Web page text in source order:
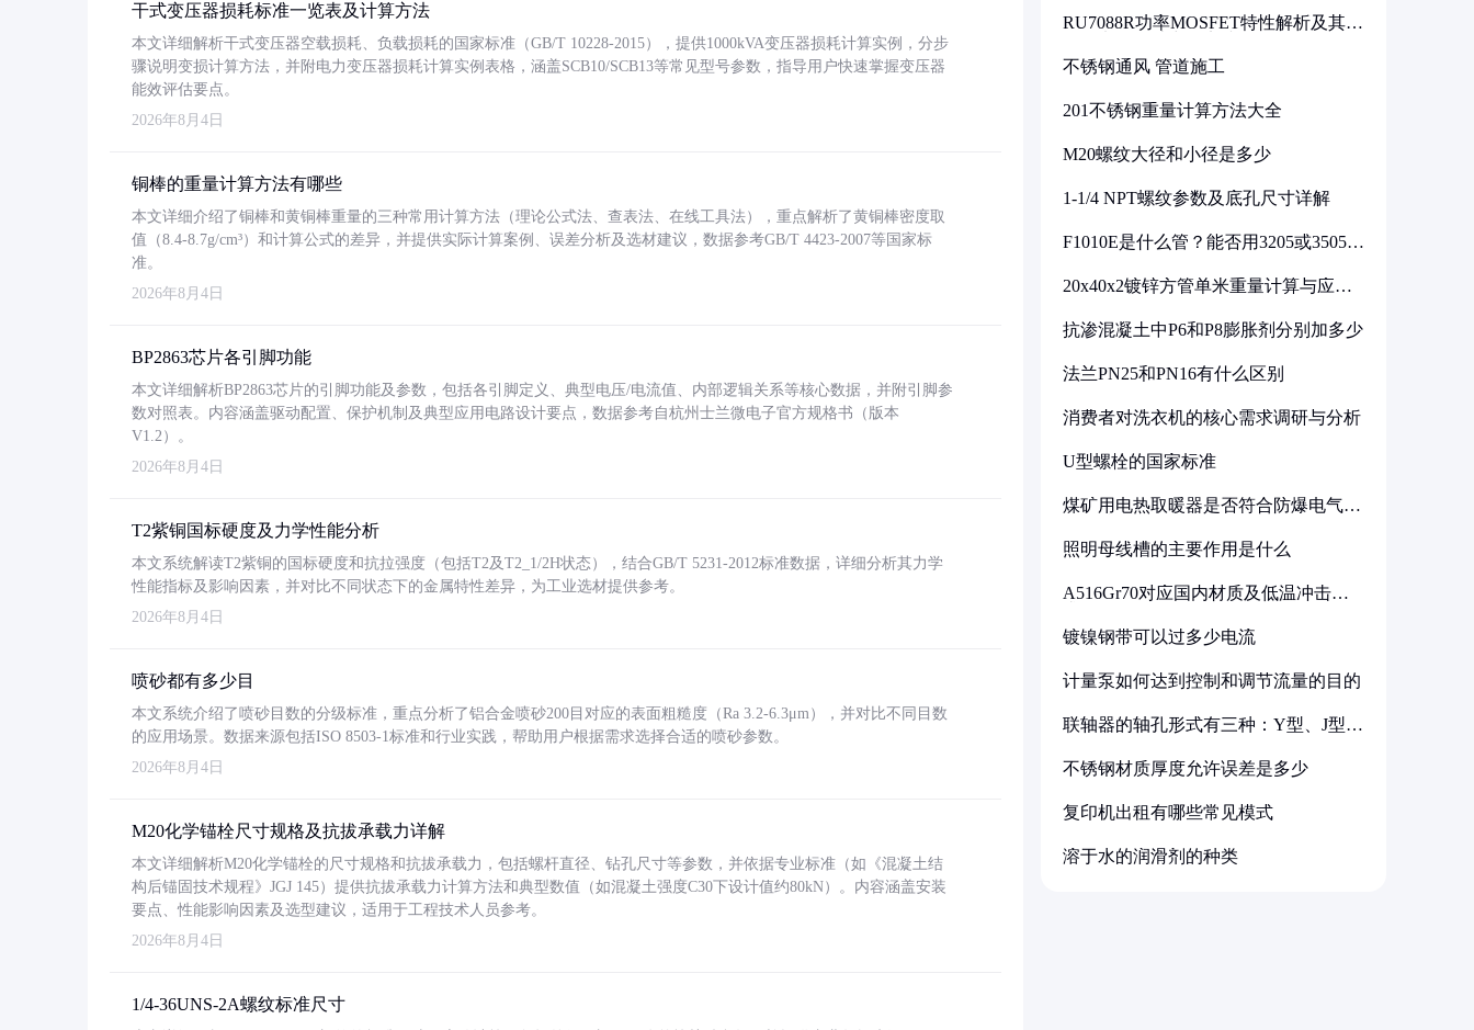
干式变压器损耗标准一览表及计算方法
本文详细解析干式变压器空载损耗、负载损耗的国家标准（GB/T 10228-2015），提供1000kVA变压器损耗计算实例，分步
骤说明变损计算方法，并附电力变压器损耗计算实例表格，涵盖SCB10/SCB13等常见型号参数，指导用户快速掌握变压器
能效评估要点。
2026年8月4日
铜棒的重量计算方法有哪些
本文详细介绍了铜棒和黄铜棒重量的三种常用计算方法（理论公式法、查表法、在线工具法），重点解析了黄铜棒密度取
值（8.4-8.7g/cm³）和计算公式的差异，并提供实际计算案例、误差分析及选材建议，数据参考GB/T 4423-2007等国家标
准。
2026年8月4日
BP2863芯片各引脚功能
本文详细解析BP2863芯片的引脚功能及参数，包括各引脚定义、典型电压/电流值、内部逻辑关系等核心数据，并附引脚参
数对照表。内容涵盖驱动配置、保护机制及典型应用电路设计要点，数据参考自杭州士兰微电子官方规格书（版本
V1.2）。
2026年8月4日
T2紫铜国标硬度及力学性能分析
本文系统解读T2紫铜的国标硬度和抗拉强度（包括T2及T2_1/2H状态），结合GB/T 5231-2012标准数据，详细分析其力学
性能指标及影响因素，并对比不同状态下的金属特性差异，为工业选材提供参考。
2026年8月4日
喷砂都有多少目
本文系统介绍了喷砂目数的分级标准，重点分析了铝合金喷砂200目对应的表面粗糙度（Ra 3.2-6.3μm），并对比不同目数
的应用场景。数据来源包括ISO 8503-1标准和行业实践，帮助用户根据需求选择合适的喷砂参数。
2026年8月4日
M20化学锚栓尺寸规格及抗拔承载力详解
本文详细解析M20化学锚栓的尺寸规格和抗拔承载力，包括螺杆直径、钻孔尺寸等参数，并依据专业标准（如《混凝土结
构后锚固技术规程》JGJ 145）提供抗拔承载力计算方法和典型数值（如混凝土强度C30下设计值约80kN）。内容涵盖安装
要点、性能影响因素及选型建议，适用于工程技术人员参考。
2026年8月4日
1/4-36UNS-2A螺纹标准尺寸
RU7088R功率MOSFET特性解析及其在
不锈钢通风 管道施工
201不锈钢重量计算方法大全
M20螺纹大径和小径是多少
1-1/4 NPT螺纹参数及底孔尺寸详解
F1010E是什么管？能否用3205或3505代
20x40x2镀锌方管单米重量计算与应用
抗渗混凝土中P6和P8膨胀剂分别加多少
法兰PN25和PN16有什么区别
消费者对洗衣机的核心需求调研与分析
U型螺栓的国家标准
煤矿用电热取暖器是否符合防爆电气设
照明母线槽的主要作用是什么
A516Gr70对应国内材质及低温冲击要
镀镍钢带可以过多少电流
计量泵如何达到控制和调节流量的目的
联轴器的轴孔形式有三种：Y型、J型、
不锈钢材质厚度允许误差是多少
复印机出租有哪些常见模式
溶于水的润滑剂的种类